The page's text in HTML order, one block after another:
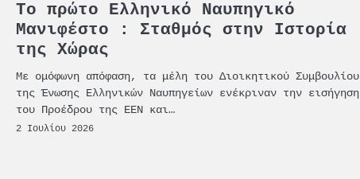
Το πρώτο Ελληνικό Ναυπηγικό
Μανιφέστο : Σταθμός στην Ιστορία
της Χώρας
Με ομόφωνη απόφαση, τα μέλη του Διοικητικού Συμβουλίου
της Ένωσης Ελληνικών Ναυπηγείων ενέκριναν την εισήγηση
του Προέδρου της ΕΕΝ και…
2 Ιουλίου 2026